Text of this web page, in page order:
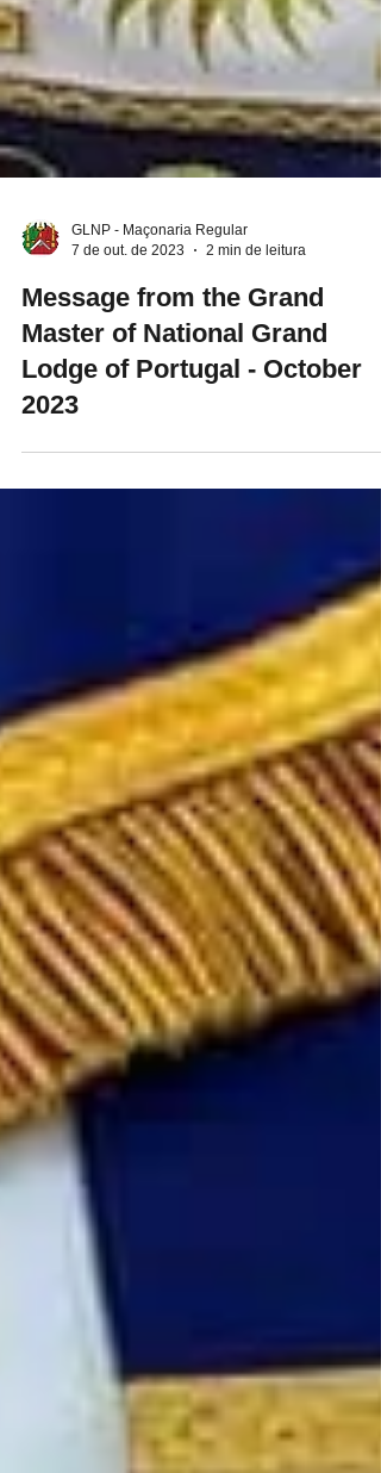
GLNP - Maçonaria Regular
7 de out. de 2023
2 min de leitura
Message from the Grand
Master of National Grand
2023